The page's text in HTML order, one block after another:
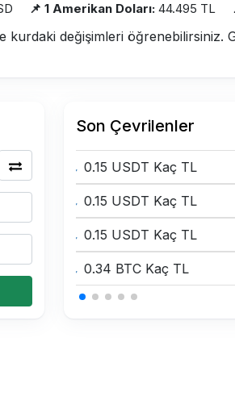
📌 1 Amerikan Doları: 44.495 TL
kurdaki değişimleri öğrenebilirsiniz.
Son Çevrilenler
0.15 USDT Kaç TL
0.15 USDT Kaç TL
0.15 USDT Kaç TL
0.34 BTC Kaç TL